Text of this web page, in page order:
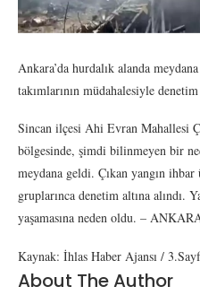
Ankara’da hurdalık alanda
takımlarının müdahalesiyle denetim
Sincan ilçesi Ahi Evran Mahallesi
bölgesinde, şimdi bilinmeyen bir
meydana geldi. Çıkan yangın
gruplarınca denetim altına alındı.
yaşamasına neden oldu. –
Kaynak: İhlas Haber Ajansı /
About The Author